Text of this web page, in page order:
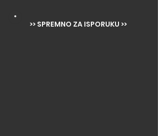
>> SPREMNO ZA ISPORUKU >>